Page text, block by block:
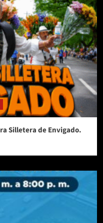
Silletera de Envigado.